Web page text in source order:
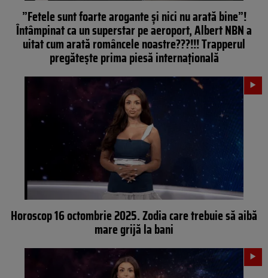
”Fetele sunt foarte arogante și nici nu arată bine”!
Întâmpinat ca un superstar pe aeroport, Albert NBN a
uitat cum arată româncele noastre???!!! Trapperul
pregătește prima piesă internațională
Horoscop 16 octombrie 2025. Zodia care trebuie să aibă
mare grijă la bani